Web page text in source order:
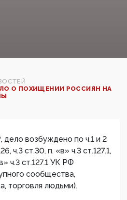
О ПОХИЩЕНИИ РОССИЯН НА
дело возбуждено по ч.1 и 2
ч.3 ст.30, п. «в» ч.3 ст.127.1,
ч.3 ст.127.1 УК РФ
сообщества,
торговля людьми).